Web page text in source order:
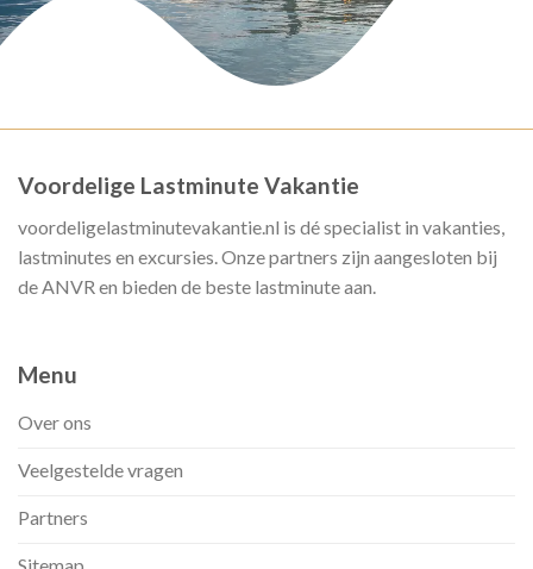
Voordelige Lastminute Vakantie
voordeligelastminutevakantie.nl is dé specialist in vakanties,
lastminutes en excursies. Onze partners zijn aangesloten bij
de ANVR en bieden de beste lastminute aan.
Menu
Over ons
Veelgestelde vragen
Partners